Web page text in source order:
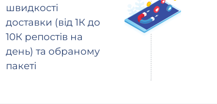
швидкості
доставки (від 1К до
10К репостів на
день) та обраному
пакеті